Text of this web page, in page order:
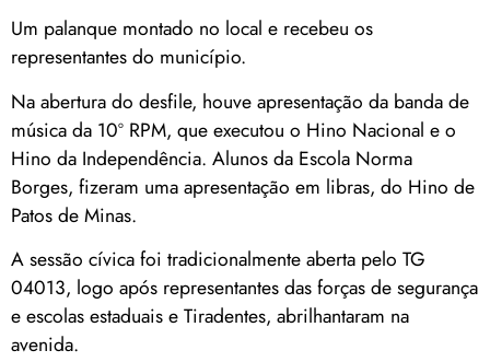
Um palanque montado no local e recebeu os
representantes do município.
Na abertura do desfile, houve apresentação da banda de
música da 10º RPM, que executou o Hino Nacional e o
Hino da Independência. Alunos da Escola Norma
Borges, fizeram uma apresentação em libras, do Hino de
Patos de Minas.
A sessão cívica foi tradicionalmente aberta pelo TG
04013, logo após representantes das forças de segurança
e escolas estaduais e Tiradentes, abrilhantaram na
avenida.